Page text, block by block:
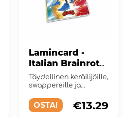
Lamincard -
Italian Brainrot
Album Wave 3
Täydellinen keräilijöille,
swappereille ja
OSTA! €13.29